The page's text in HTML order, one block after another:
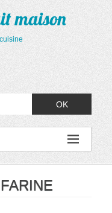
maison
OK